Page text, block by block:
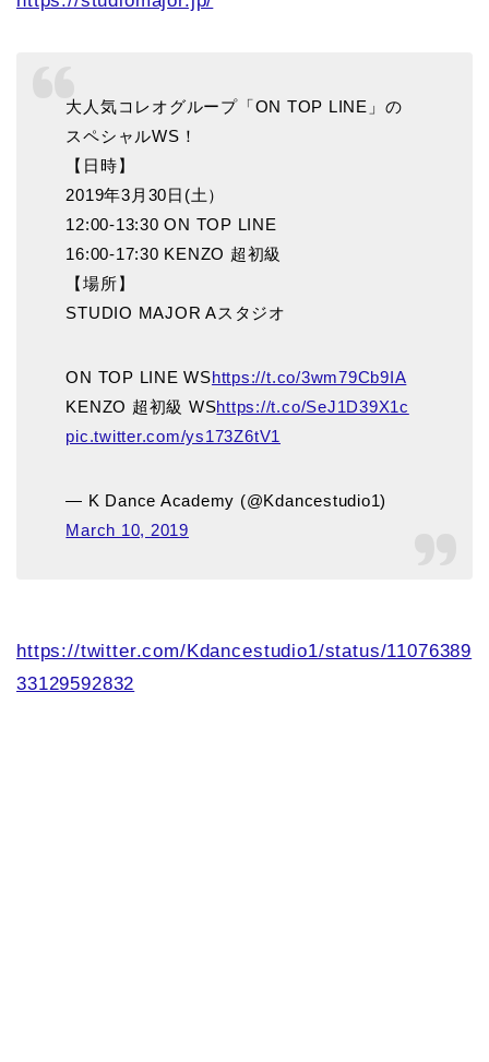
大人気コレオグループ「ON TOP LINE」の
スペシャルWS！
【日時】
2019年3月30日(土）
12:00-13:30 ON TOP LINE
16:00-17:30 KENZO 超初級
【場所】
STUDIO MAJOR Aスタジオ
ON TOP LINE WShttps://t.co/3wm79Cb9IA
KENZO 超初級 WShttps://t.co/SeJ1D39X1c
pic.twitter.com/ys173Z6tV1
— K Dance Academy (@Kdancestudio1)
March 10, 2019
https://twitter.com/Kdancestudio1/status/11076389
33129592832